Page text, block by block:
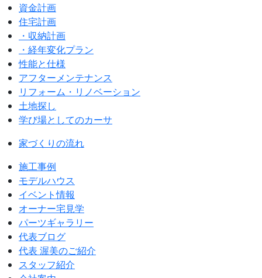
資金計画
住宅計画
・収納計画
・経年変化プラン
性能と仕様
アフターメンテナンス
リフォーム・リノベーション
土地探し
学び場としてのカーサ
家づくりの流れ
施工事例
モデルハウス
イベント情報
オーナー宅見学
パーツギャラリー
代表ブログ
代表 渥美のご紹介
スタッフ紹介